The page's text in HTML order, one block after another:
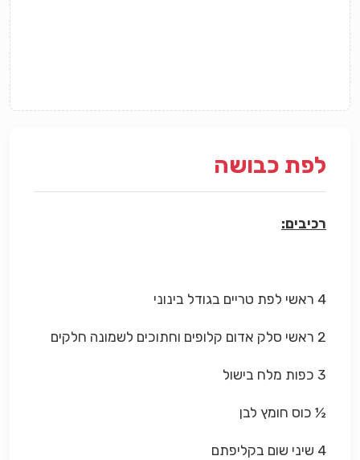
לפת כבושה
רכיבים:
4 ראשי לפת טריים בגודל בינוני
2 ראשי סלק אדום קלופים וחתוכים לשמונה חלקים
3 כפות מלח בישול
½ כוס חומץ לבן
4 שיני שום בקליפתם